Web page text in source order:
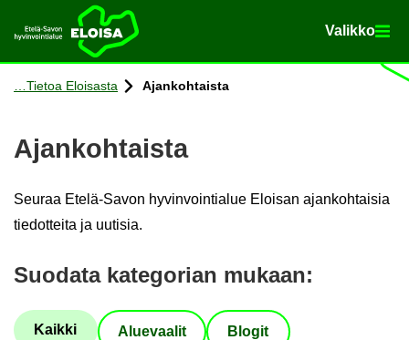
Etusi­vu Va­lik­ko
Va­lik­ko
Siir­ry si­säl­töön
Tie­toa Eloi­sas­ta Ajan­koh­tais­ta
Ajan­koh­tais­ta
Seu­raa Etelä-​Savon hy­vin­voin­tia­lue Eloi­san ajan­koh­tai­sia
tie­dot­tei­ta ja uu­ti­sia.
Suo­da­ta ka­te­go­rian mu­kaan:
Kaik­ki Alue­vaa­lit Blo­git